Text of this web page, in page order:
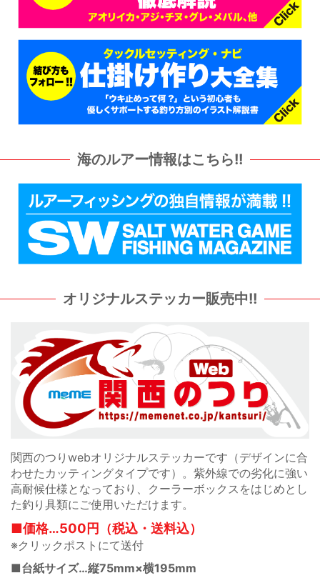
海のルアー情報はこちら!!
オリジナルステッカー販売中!!
関西のつりwebオリジナルステッカーです（デザインに合
わせたカッティングタイプです）。紫外線での劣化に強い
高耐候仕様となっており、クーラーボックスをはじめとし
た釣り具類にご使用いただけます。
■価格…500円（税込・送料込）
※クリックポストにて送付
■台紙サイズ…縦75mm×横195mm